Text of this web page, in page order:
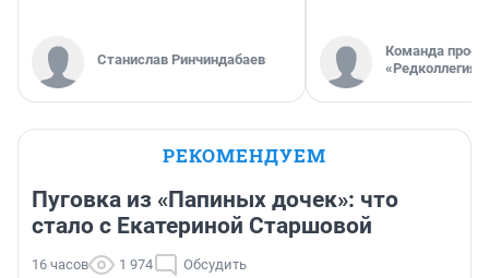
Станислав Ринчиндабаев
Команда
«Редколлегия»
РЕКОМЕНДУЕМ
Пуговка из «Папиных дочек»: что
стало с Екатериной Старшовой
16 часов 1 974 Обсудить